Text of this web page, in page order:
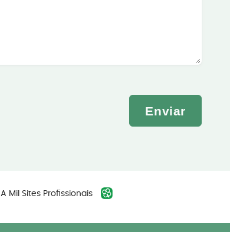
Enviar
A Mil Sites Profissionais